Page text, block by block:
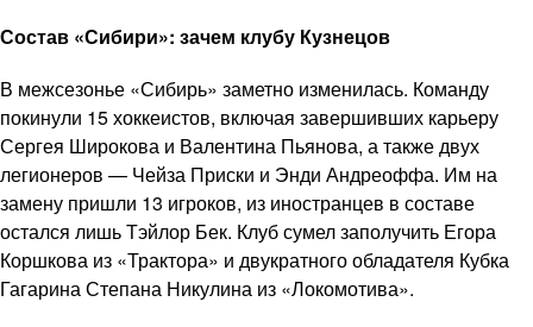
Состав «Сибири»: зачем клубу Кузнецов
В межсезонье «Сибирь» заметно изменилась. Команду
покинули 15 хоккеистов, включая завершивших карьеру
Сергея Широкова и Валентина Пьянова, а также двух
легионеров — Чейза Приски и Энди Андреоффа. Им на
замену пришли 13 игроков, из иностранцев в составе
остался лишь Тэйлор Бек. Клуб сумел заполучить Егора
Коршкова из «Трактора» и двукратного обладателя Кубка
Гагарина Степана Никулина из «Локомотива».